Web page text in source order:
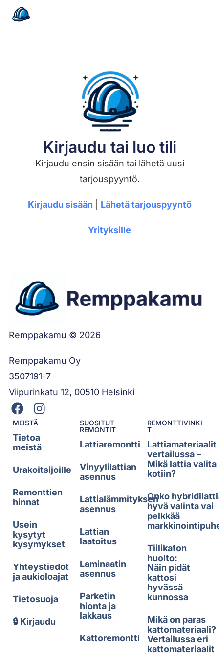
Kirjaudu tai luo tili
Kirjaudu ensin sisään tai lähetä uusi
tarjouspyyntö.
Kirjaudu sisään Lähetä tarjouspyyntö
Yrityksille
Remppakamu © 2026
Remppakamu Oy
3507191-7
Viipurinkatu 12, 00510 Helsinki
MEISTÄ
Tietoa
meistä
Urakoitsijoille
Remonttien
hinnat
Usein
kysytyt
kysymykset
Yhteystiedot
ja aukioloajat
Tietosuoja
🔒 Kirjaudu
SUOSITUT
REMONTIT
Lattiaremontti
Vinyylilattian
asennus
Lattialämmityksen
asennus
Lattian
laatoitus
Laminaatin
asennus
Parketin
hionta ja
lakkaus
Kattoremontti
REMONTTIVINKI
T
Lattiamateriaalit
vertailussa –
Mikä lattia valita
kotiin?
Onko
hyvä valinta vai
pelkkää
Tiilikaton
huolto:
Näin pidät
kattosi
hyvässä
kunnossa
Mikä on paras
kattomateriaali?
Vertailussa eri
kattomateriaalit